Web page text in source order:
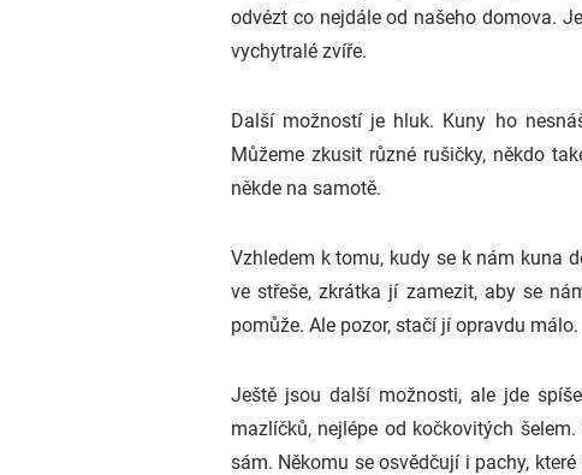
odvézt co nejdále od našeho domova.
vychytralé zvíře.
Další možností je hluk. Kuny ho
Můžeme zkusit různé rušičky, někdo
někde na samotě.
Vzhledem k tomu, kudy se k nám kuna
ve střeše, zkrátka jí zamezit, aby se
pomůže. Ale pozor, stačí jí opravdu málo.
Ještě jsou další možnosti, ale jde
mazlíčků, nejlépe od kočkovitých
sám. Někomu se osvědčují i pachy,